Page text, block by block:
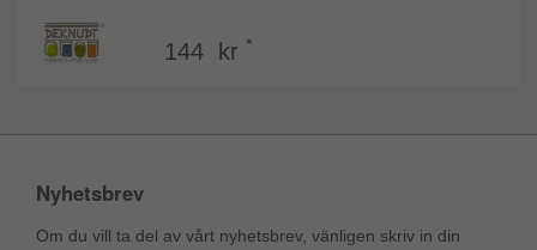
144 kr *
Nyhetsbrev
Om du vill ta del av vårt nyhetsbrev, vänligen skriv in din